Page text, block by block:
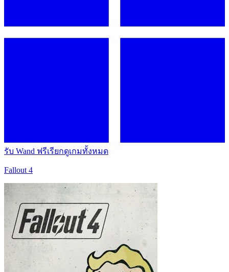
รับ Wand ฟรีเรียกดูเกมทั้งหมด
Fallout 4